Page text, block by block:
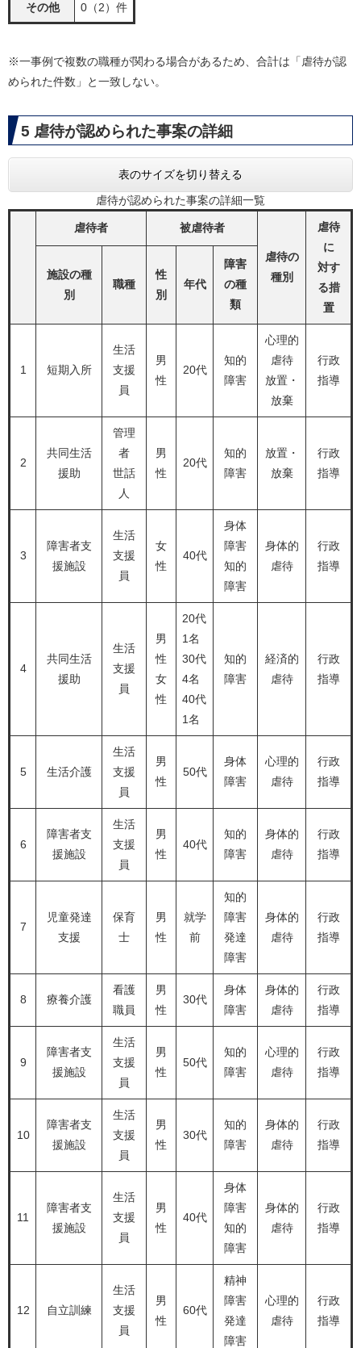
その他 0（2）件
※一事例で複数の職種が関わる場合があるため、合計は「虐待が認
められた件数」と一致しない。
5 虐待が認められた事案の詳細
表のサイズを切り替える
虐待が認められた事案の詳細一覧
虐待者 被虐待者
虐待の
種別
虐待
に
対す
る措
置
施設の種
別
職種
性
別
年代
障害
の種
類
1 短期入所
生活
支援
員
男
性
20代
知的
障害
心理的
虐待
放置・
放棄
行政
指導
2
共同生活
援助
管理
者
世話
人
男
性
20代
知的
障害
放置・
放棄
行政
指導
3
障害者支
援施設
生活
支援
員
女
性
40代
身体
障害
知的
障害
身体的
虐待
行政
指導
4
共同生活
援助
生活
支援
員
男
性
女
性
20代
1名
30代
4名
40代
1名
知的
障害
経済的
虐待
行政
指導
5 生活介護
生活
支援
員
男
性
50代
身体
障害
心理的
虐待
行政
指導
6
障害者支
援施設
生活
支援
員
男
性
40代
知的
障害
身体的
虐待
行政
指導
7
児童発達
支援
保育
士
男
性
就学
前
知的
障害
発達
障害
身体的
虐待
行政
指導
8 療養介護
看護
職員
男
性
30代
身体
障害
身体的
虐待
行政
指導
9
障害者支
援施設
生活
支援
員
男
性
50代
知的
障害
心理的
虐待
行政
指導
10
障害者支
援施設
生活
支援
員
男
性
30代
知的
障害
身体的
虐待
行政
指導
11
障害者支
援施設
生活
支援
員
男
性
40代
身体
障害
知的
障害
身体的
虐待
行政
指導
12 自立訓練
生活
支援
員
男
性
60代
精神
障害
発達
障害
心理的
虐待
行政
指導